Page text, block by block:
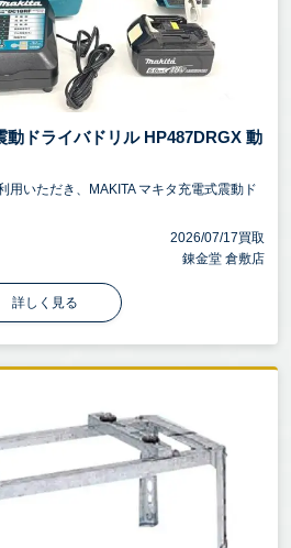
動ドライバドリル HP487DRGX 動
用いただき、MAKITA マキタ充電式震動ド
2026/07/17買取
錬金堂 倉敷店
詳しく見る